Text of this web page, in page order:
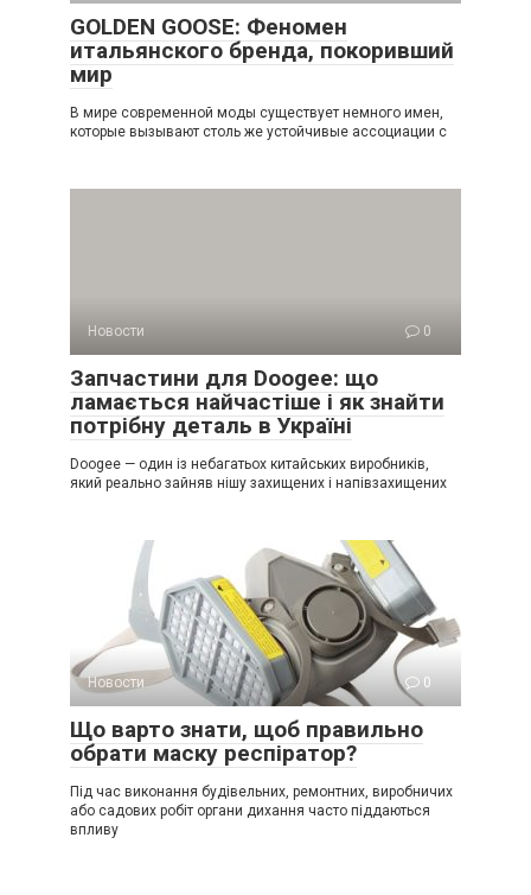
GOLDEN GOOSE: Феномен
итальянского бренда, покоривший
мир
В мире современной моды существует немного имен,
которые вызывают столь же устойчивые ассоциации с
Новости 0
Запчастини для Doogee: що
ламається найчастіше і як знайти
потрібну деталь в Україні
Doogee — один із небагатьох китайських виробників,
який реально зайняв нішу захищених і напівзахищених
Новости 0
Що варто знати, щоб правильно
обрати маску респіратор?
Під час виконання будівельних, ремонтних, виробничих
або садових робіт органи дихання часто піддаються
впливу